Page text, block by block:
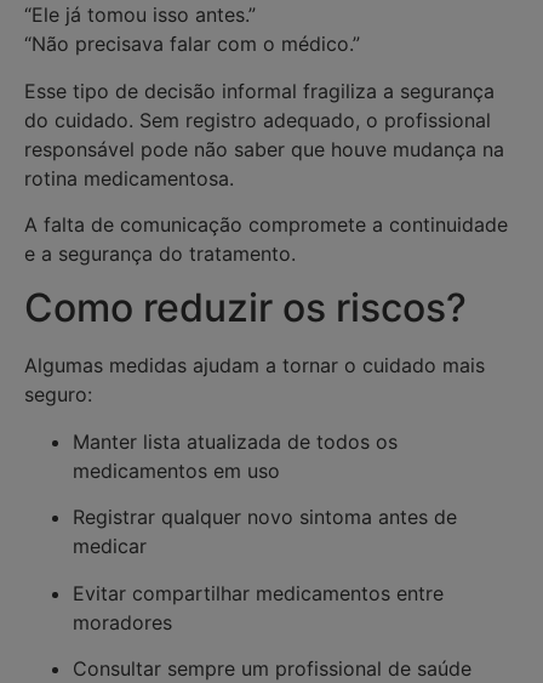
“Ele já tomou isso antes.”
“Não precisava falar com o médico.”
Esse tipo de decisão informal fragiliza a segurança
do cuidado. Sem registro adequado, o profissional
responsável pode não saber que houve mudança na
rotina medicamentosa.
A falta de comunicação compromete a continuidade
e a segurança do tratamento.
Como reduzir os riscos?
Algumas medidas ajudam a tornar o cuidado mais
seguro:
Manter lista atualizada de todos os
medicamentos em uso
Registrar qualquer novo sintoma antes de
medicar
Evitar compartilhar medicamentos entre
moradores
Consultar sempre um profissional de saúde